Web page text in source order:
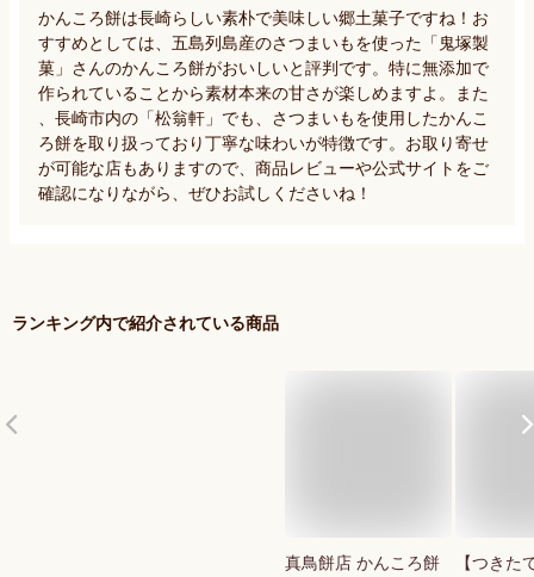
かんころ餅は長崎らしい素朴で美味しい郷土菓子ですね！お
すすめとしては、五島列島産のさつまいもを使った「鬼塚製
菓」さんのかんころ餅がおいしいと評判です。特に無添加で
作られていることから素材本来の甘さが楽しめますよ。また
、長崎市内の「松翁軒」でも、さつまいもを使用したかんこ
ろ餅を取り扱っており丁寧な味わいが特徴です。お取り寄せ
が可能な店もありますので、商品レビューや公式サイトをご
確認になりながら、ぜひお試しくださいね！
ランキング内で紹介されている商品
真鳥餅店 かんころ餅 【つきた